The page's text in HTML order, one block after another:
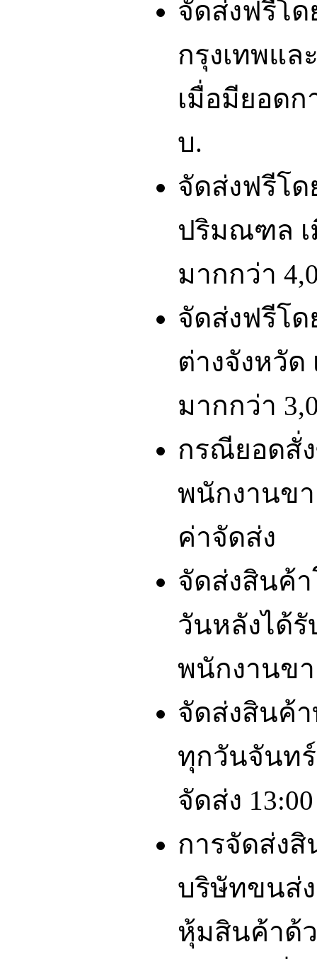
จัดส่งฟรีโ
กรุงเทพแ
เมื่อมียอดก
บ.
จัดส่งฟรีโ
ปริมณฑล เ
มากกว่า
จัดส่งฟรีโ
ต่างจังหวัด
มากกว่า
กรณียอดสั่
พนักงานข
ค่าจัดส่ง
จัดส่งสินค้
วันหลังได้
พนักงานข
จัดส่งสินค้
ทุกวันจันท
จัดส่ง
การจัดส่งสิ
บริษัทขนส่
หุ้มสินค้าด้